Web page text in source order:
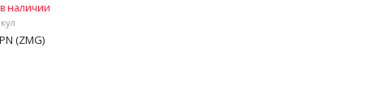
наличии
(ZMG)